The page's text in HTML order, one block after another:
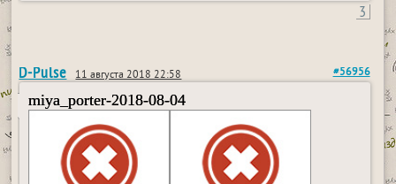
3
D-Pulse 11 августа 2018 22:58 #56956
miya_porter-2018-08-04